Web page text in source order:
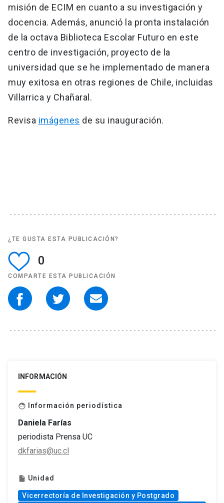
misión de ECIM en cuanto a su investigación y
docencia. Además, anunció la pronta instalación
de la octava Biblioteca Escolar Futuro en este
centro de investigación, proyecto de la
universidad que se he implementado de manera
muy exitosa en otras regiones de Chile, incluidas
Villarrica y Chañaral.
Revisa imágenes de su inauguración.
¿TE GUSTA ESTA PUBLICACIÓN?
0
COMPARTE ESTA PUBLICACIÓN
INFORMACIÓN
face Información periodística
Daniela Farías
periodista Prensa UC
dkfarias@uc.cl
insert_drive_file Unidad
Vicerrectoría de Investigación y Postgrado